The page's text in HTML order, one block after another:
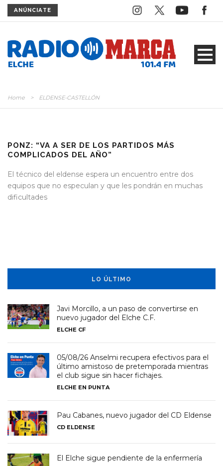
ANÚNCIATE
Home > ELDENSE-CASTELLÓN
PONZ: “VA A SER DE LOS PARTIDOS MÁS
COMPLICADOS DEL AÑO”
El técnico del eldense espera un encuentro entre dos
equipos que no especulan y que les pondrán en muchas
dificultades
LO ÚLTIMO
Javi Morcillo, a un paso de convertirse en
nuevo jugador del Elche C.F.
ELCHE CF
05/08/26 Anselmi recupera efectivos para el
último amistoso de pretemporada mientras
el club sigue sin hacer fichajes.
ELCHE EN PUNTA
Pau Cabanes, nuevo jugador del CD Eldense
CD ELDENSE
El Elche sigue pendiente de la enfermería